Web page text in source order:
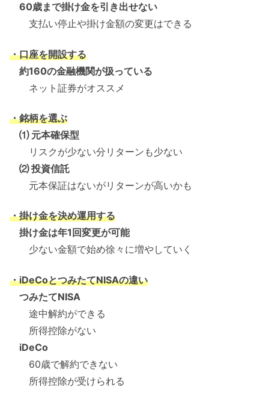
60歳まで掛け金を引き出せない
支払い停止や掛け金額の変更はできる
・口座を開設する
約160の金融機関が扱っている
ネット証券がオススメ
・銘柄を選ぶ
⑴ 元本確保型
リスクが少ない分リターンも少ない
⑵ 投資信託
元本保証はないがリターンが高いかも
・掛け金を決め運用する
掛け金は年1回変更が可能
少ない金額で始め徐々に増やしていく
・iDeCoとつみたてNISAの違い
つみたてNISA
途中解約ができる
所得控除がない
iDeCo
60歳で解約できない
所得控除が受けられる